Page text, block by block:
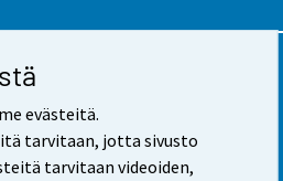
evästeitä.
tarvitaan, jotta sivusto
tarvitaan videoiden,